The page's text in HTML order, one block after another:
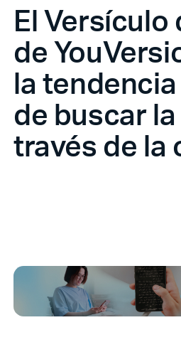
El Versículo
de
la
de buscar la
través de la